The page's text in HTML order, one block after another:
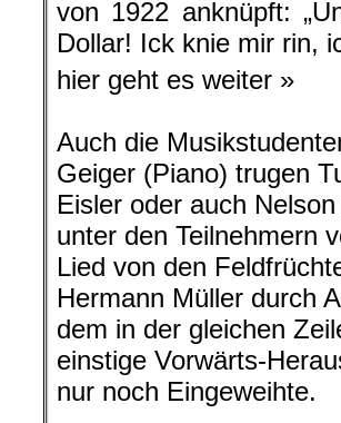
von 1922 anknüpft:
Dollar! Ick knie mir rin,
hier geht es weiter »
Auch die
Geiger (Piano) trugen
Eisler oder auch
unter den Teilnehmern
Lied von den
Hermann Müller durch
dem in der gleichen
einstige Vorwärts-
nur noch Eingeweihte.